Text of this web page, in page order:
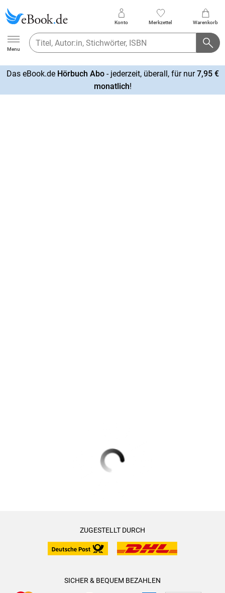
Ebook.de
Menu
Konto Merkzettel Warenkorb
Das eBook.de Hörbuch Abo- jederzeit, überall, für nur7,95 €
monatlich!
ZUGESTELLT DURCH
SICHER & BEQUEM BEZAHLEN